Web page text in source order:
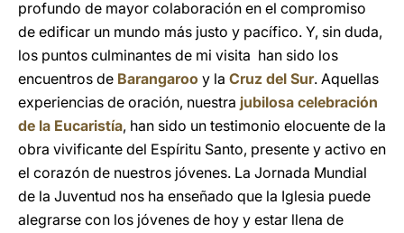
profundo de mayor colaboración en el compromiso
de edificar un mundo más justo y pacífico. Y, sin duda,
los puntos culminantes de mi visita han sido los
encuentros de Barangaroo y la Cruz del Sur. Aquellas
experiencias de oración, nuestra jubilosa celebración
de la Eucaristía, han sido un testimonio elocuente de la
obra vivificante del Espíritu Santo, presente y activo en
el corazón de nuestros jóvenes. La Jornada Mundial
de la Juventud nos ha enseñado que la Iglesia puede
alegrarse con los jóvenes de hoy y estar llena de